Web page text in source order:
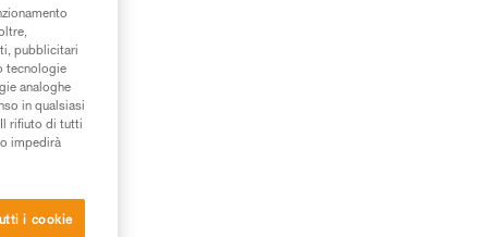
pubblicitari
tecnologie
analoghe
in qualsiasi
rifiuto di tutti
impedirà
i cookie